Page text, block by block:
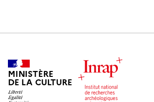
MINISTÈRE
DE LA CULTURE